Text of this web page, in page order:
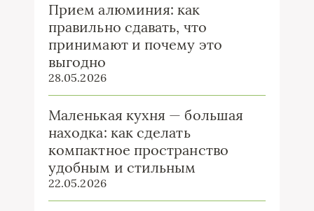
Прием алюминия: как
правильно сдавать, что
принимают и почему это
выгодно
28.05.2026
Маленькая кухня — большая
находка: как сделать
компактное пространство
удобным и стильным
22.05.2026